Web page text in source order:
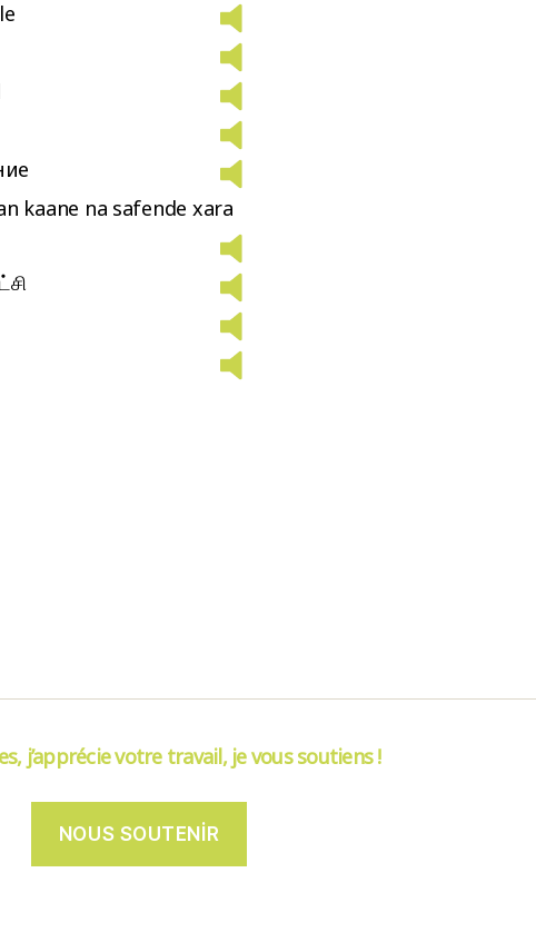
kaane na safende xara
j’apprécie votre travail, je vous soutiens !
NOUS SOUTENIR